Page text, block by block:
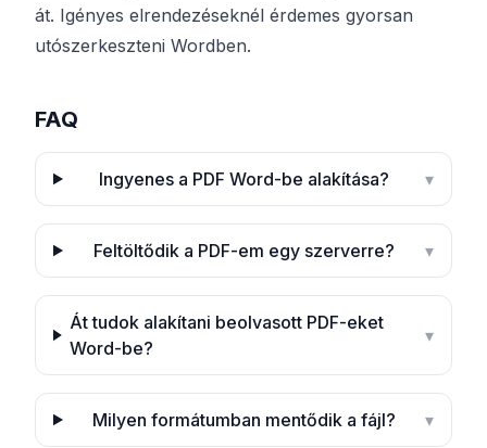
át. Igényes elrendezéseknél érdemes gyorsan
utószerkeszteni Wordben.
FAQ
Ingyenes a PDF Word-be alakítása? ▾
Feltöltődik a PDF-em egy szerverre? ▾
Át tudok alakítani beolvasott PDF-eket
Word-be?
▾
Milyen formátumban mentődik a fájl? ▾